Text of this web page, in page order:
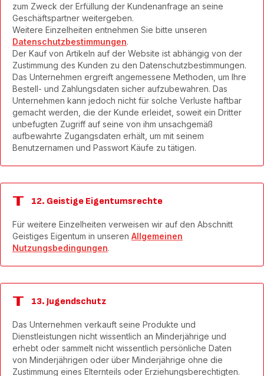
zum Zweck der Erfüllung der Kundenanfrage an seine
Geschäftspartner weitergeben.
Weitere Einzelheiten entnehmen Sie bitte unseren
Datenschutzbestimmungen.
Der Kauf von Artikeln auf der Website ist abhängig von der
Zustimmung des Kunden zu den Datenschutzbestimmungen.
Das Unternehmen ergreift angemessene Methoden, um Ihre
Bestell- und Zahlungsdaten sicher aufzubewahren. Das
Unternehmen kann jedoch nicht für solche Verluste haftbar
gemacht werden, die der Kunde erleidet, soweit ein Dritter
unbefugten Zugriff auf seine von ihm unsachgemäß
aufbewahrte Zugangsdaten erhält, um mit seinem
Benutzernamen und Passwort Käufe zu tätigen.
12. Geistige Eigentumsrechte
Für weitere Einzelheiten verweisen wir auf den Abschnitt
Geistiges Eigentum in unseren Allgemeinen
Nutzungsbedingungen.
13. Jugendschutz
Das Unternehmen verkauft seine Produkte und
Dienstleistungen nicht wissentlich an Minderjährige und
erhebt oder sammelt nicht wissentlich persönliche Daten
von Minderjährigen oder über Minderjährige ohne die
Zustimmung eines Elternteils oder Erziehungsberechtigten.